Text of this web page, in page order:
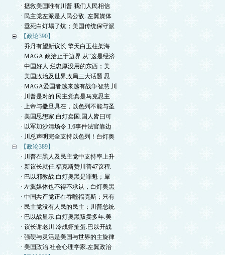
· 拯救美国唯有川普.我们人民相信
· 民主党左派是人民公敌. 左翼媒体
· 垂死白灯塌了炕；美国传统保守派
【政论390】
· 乔丹有望新议长.擎天白玉柱架海
· MAGA.政治止于边界.从“这是经济
· 中国好人.烂忠厚没用的东西；美
· 美国政治及世界政局三大话题.思
· MAGA爱国者越来越有战争智慧.川
· 川普是对的.民主党真是马克思主
· 上帝与撒旦具在，以色列不能与圣
· 美国思想家.白灯卖国.国人皆曰可
· 以军加沙清场令.1.6事件法官靠边
· 川总声明完全支持以色列！白灯奥
【政论389】
· 川普在黑人及民主党中支持率上升
· 新议长就任.福克斯赞川普47议程.
· 巴以邪教战.白灯奥黑是罪魁；犀
· 左翼媒体也不得不承认，白灯奥黑
· 中国共产党正在吞噬福克斯；只有
· 民主党没有人民的民主；川普总统
· 巴以战显示.白灯奥黑叛卖多年.美
· 议长谢老川.冷战虾扯蛋.巴以开战
· 强硬与灵活是美国与世界的主旋律
· 美国政治.社会心理学家.左翼政治